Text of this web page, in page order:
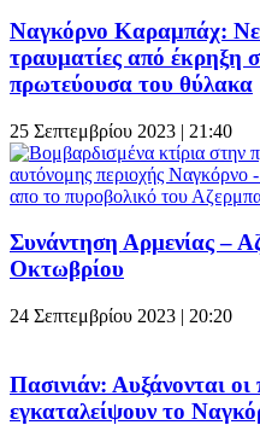
Ναγκόρνο Καραμπάχ:
τραυματίες από έκρηξη
πρωτεύουσα του θύλακα
25 Σεπτεμβρίου 2023 | 21:40
Συνάντηση Αρμενίας –
Οκτωβρίου
24 Σεπτεμβρίου 2023 | 20:20
Πασινιάν: Αυξάνονται οι
εγκαταλείψουν το